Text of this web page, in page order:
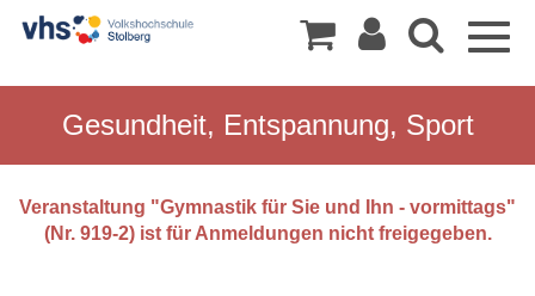
Gesundheit, Entspannung, Sport
Veranstaltung "Gymnastik für Sie und Ihn - vormittags"
(Nr. 919-2) ist für Anmeldungen nicht freigegeben.